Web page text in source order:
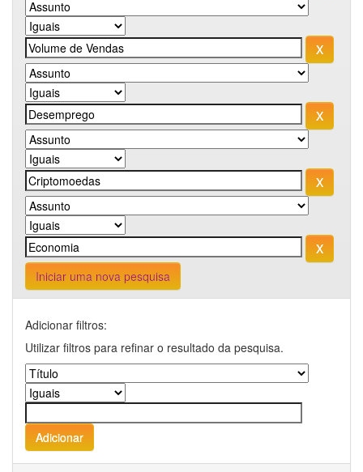
Iniciar uma nova pesquisa
Adicionar filtros:
Utilizar filtros para refinar o resultado da pesquisa.